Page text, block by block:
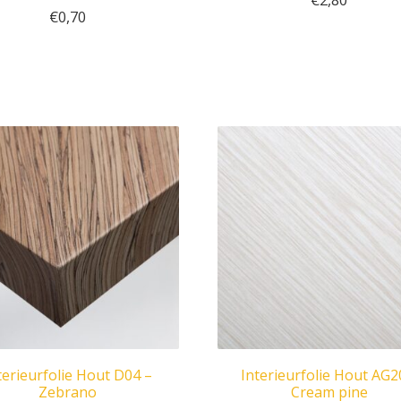
€0,70
Hout D04 –
Zebrano
Interieurfolie Hout
Cream pine